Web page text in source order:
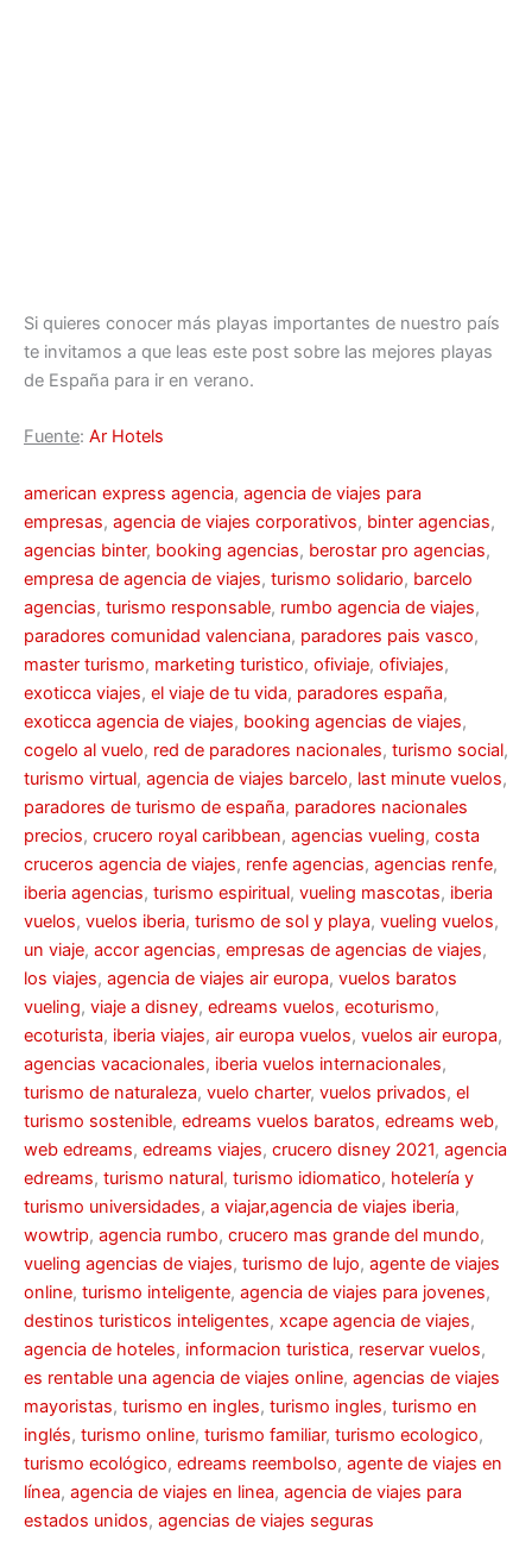
Si quieres conocer más playas importantes de nuestro país
te invitamos a que leas este post sobre las mejores playas
de España para ir en verano.
Fuente: Ar Hotels
american express agencia, agencia de viajes para
empresas, agencia de viajes corporativos, binter agencias,
agencias binter, booking agencias, berostar pro agencias,
empresa de agencia de viajes, turismo solidario, barcelo
agencias, turismo responsable, rumbo agencia de viajes,
paradores comunidad valenciana, paradores pais vasco,
master turismo, marketing turistico, ofiviaje, ofiviajes,
exoticca viajes, el viaje de tu vida, paradores españa,
exoticca agencia de viajes, booking agencias de viajes,
cogelo al vuelo, red de paradores nacionales, turismo social,
turismo virtual, agencia de viajes barcelo, last minute vuelos,
paradores de turismo de españa, paradores nacionales
precios, crucero royal caribbean, agencias vueling, costa
cruceros agencia de viajes, renfe agencias, agencias renfe,
iberia agencias, turismo espiritual, vueling mascotas, iberia
vuelos, vuelos iberia, turismo de sol y playa, vueling vuelos,
un viaje, accor agencias, empresas de agencias de viajes,
los viajes, agencia de viajes air europa, vuelos baratos
vueling, viaje a disney, edreams vuelos, ecoturismo,
ecoturista, iberia viajes, air europa vuelos, vuelos air europa,
agencias vacacionales, iberia vuelos internacionales,
turismo de naturaleza, vuelo charter, vuelos privados, el
turismo sostenible, edreams vuelos baratos, edreams web,
web edreams, edreams viajes, crucero disney 2021, agencia
edreams, turismo natural, turismo idiomatico, hotelería y
turismo universidades, a viajar,agencia de viajes iberia,
wowtrip, agencia rumbo, crucero mas grande del mundo,
vueling agencias de viajes, turismo de lujo, agente de viajes
online, turismo inteligente, agencia de viajes para jovenes,
destinos turisticos inteligentes, xcape agencia de viajes,
agencia de hoteles, informacion turistica, reservar vuelos,
es rentable una agencia de viajes online, agencias de viajes
mayoristas, turismo en ingles, turismo ingles, turismo en
inglés, turismo online, turismo familiar, turismo ecologico,
turismo ecológico, edreams reembolso, agente de viajes en
línea, agencia de viajes en linea, agencia de viajes para
estados unidos, agencias de viajes seguras